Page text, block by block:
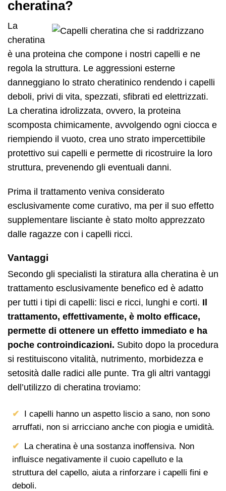
cheratina?
La
cheratina
è una proteina che compone i nostri capelli e ne
regola la struttura. Le aggressioni esterne
danneggiano lo strato cheratinico rendendo i capelli
deboli, privi di vita, spezzati, sfibrati ed elettrizzati.
La cheratina idrolizzata, ovvero, la proteina
scomposta chimicamente, avvolgendo ogni ciocca e
riempiendo il vuoto, crea uno strato impercettibile
protettivo sui capelli e permette di ricostruire la loro
struttura, prevenendo gli eventuali danni.
Prima il trattamento veniva considerato
esclusivamente come curativo, ma per il suo effetto
supplementare lisciante è stato molto apprezzato
dalle ragazze con i capelli ricci.
Vantaggi
Secondo gli specialisti la stiratura alla cheratina è un
trattamento esclusivamente benefico ed è adatto
per tutti i tipi di capelli: lisci e ricci, lunghi e corti. Il
trattamento, effettivamente, è molto efficace,
permette di ottenere un effetto immediato e ha
poche controindicazioni. Subito dopo la procedura
si restituiscono vitalità, nutrimento, morbidezza e
setosità dalle radici alle punte. Tra gli altri vantaggi
dell’utilizzo di cheratina troviamo:
I capelli hanno un aspetto liscio a sano, non sono
arruffati, non si arricciano anche con piogia e umidità.
La cheratina è una sostanza inoffensiva. Non
influisce negativamente il cuoio capelluto e la
struttura del capello, aiuta a rinforzare i capelli fini e
deboli.